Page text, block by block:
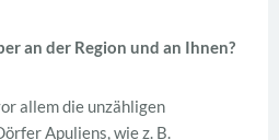
an der Region und an Ihnen?
allem die unzähligen
Apuliens, wie z. B.